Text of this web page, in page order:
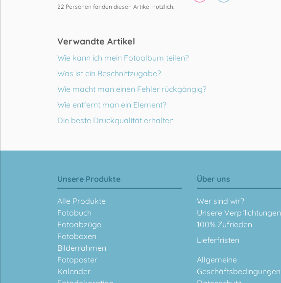
22 Personen fanden diesen Artikel nützlich.
Verwandte Artikel
Wie kann ich mein Fotoalbum teilen?
Was ist ein Beschnittzugabe?
Wie macht man einen Fehler rückgängig?
Wie entfernt man ein Element?
Die beste Druckqualität erhalten
Unsere Produkte
Alle Produkte
Fotobuch
Fotoabzüge
Fotoboxen
Bilderrahmen
Fotoposter
Kalender
Über uns
Wer sind wir?
Unsere Verpflichtungen
100% Zufrieden
Lieferfristen
Allgemeine
Geschäftsbedingungen